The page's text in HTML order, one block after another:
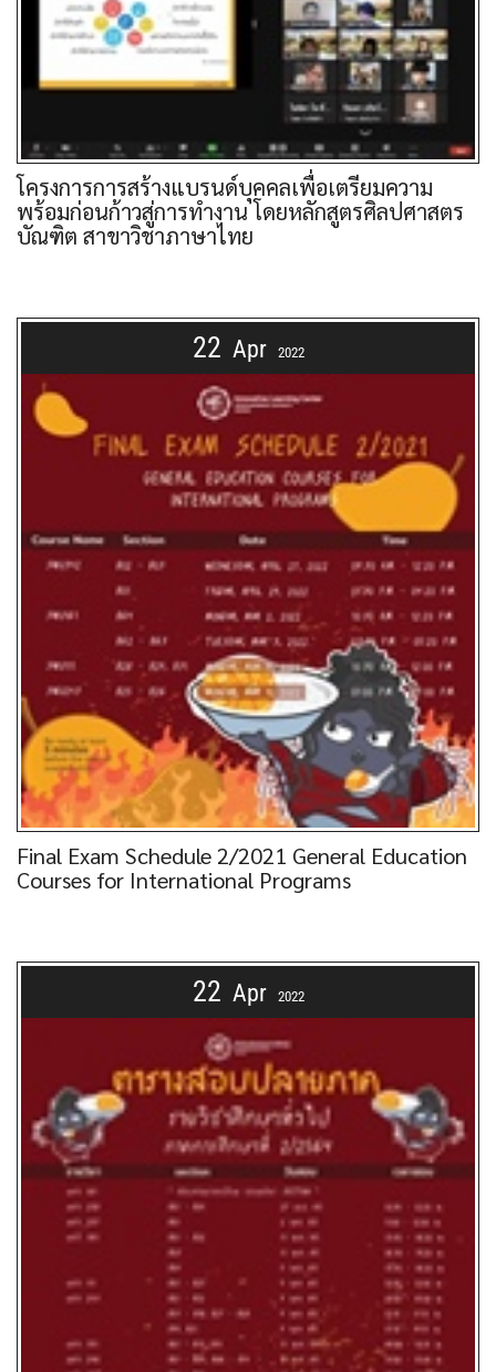
โครงการการสร้างแบรนด์บุคคลเพื่อเตรียมความ
พร้อมก่อนก้าวสู่การทำงาน โดยหลักสูตรศิลปศาสตร
บัณฑิต สาขาวิชาภาษาไทย
22 Apr 2022
Final Exam Schedule 2/2021 General Education
Courses for International Programs
22 Apr 2022